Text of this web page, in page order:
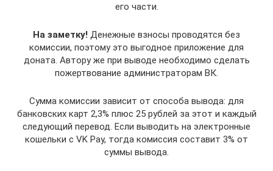
его части.
На заметку! Денежные взносы проводятся без
комиссии, поэтому это выгодное приложение для
доната. Автору же при выводе необходимо сделать
пожертвование администраторам ВК.
Сумма комиссии зависит от способа вывода: для
банковских карт 2,3% плюс 25 рублей за этот и каждый
следующий перевод. Если выводить на электронные
кошельки с VK Pay, тогда комиссия составит 3% от
суммы вывода.